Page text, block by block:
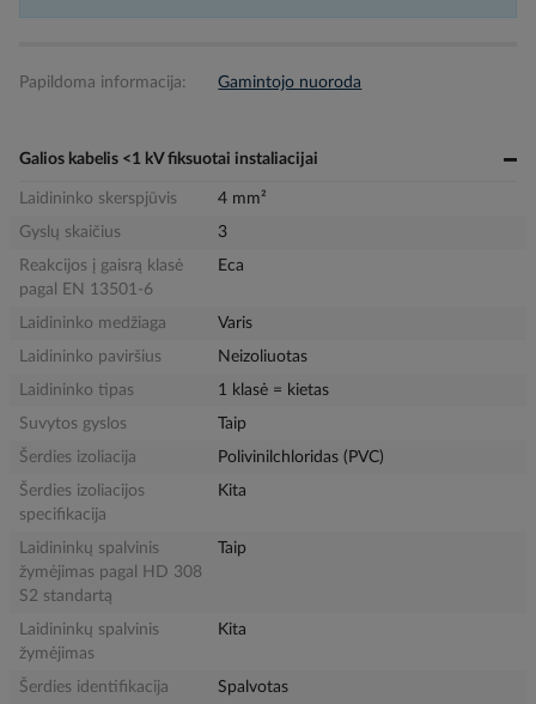
Papildoma informacija: Gamintojo nuoroda
Galios kabelis <1 kV fiksuotai instaliacijai
Laidininko skerspjūvis
4 mm²
Gyslų skaičius
3
Reakcijos į gaisrą klasė
pagal EN 13501-6
Eca
Laidininko medžiaga
Varis
Laidininko paviršius
Neizoliuotas
Laidininko tipas
1 klasė = kietas
Suvytos gyslos
Taip
Šerdies izoliacija
Polivinilchloridas (PVC)
Šerdies izoliacijos
specifikacija
Kita
Laidininkų spalvinis
žymėjimas pagal HD 308
S2 standartą
Taip
Laidininkų spalvinis
žymėjimas
Kita
Šerdies identifikacija
Spalvotas